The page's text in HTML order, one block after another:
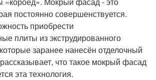
постоянно совершенствуется.
приобрести
плиты из экструдированного
заранее нанесён отделочный
что такое мокрый фасад
эта технология.